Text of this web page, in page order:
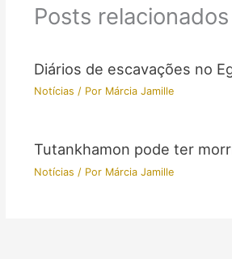
Posts relacionados
Diários de escavações no
Notícias / Por Márcia Jamille
Tutankhamon pode ter
Notícias / Por Márcia Jamille